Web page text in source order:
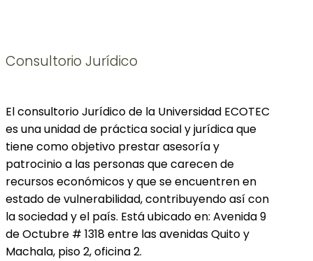
Consultorio Jurídico
El consultorio Jurídico de la Universidad ECOTEC
es una unidad de práctica social y jurídica que
tiene como objetivo prestar asesoría y
patrocinio a las personas que carecen de
recursos económicos y que se encuentren en
estado de vulnerabilidad, contribuyendo así con
la sociedad y el país. Está ubicado en: Avenida 9
de Octubre # 1318 entre las avenidas Quito y
Machala, piso 2, oficina 2.